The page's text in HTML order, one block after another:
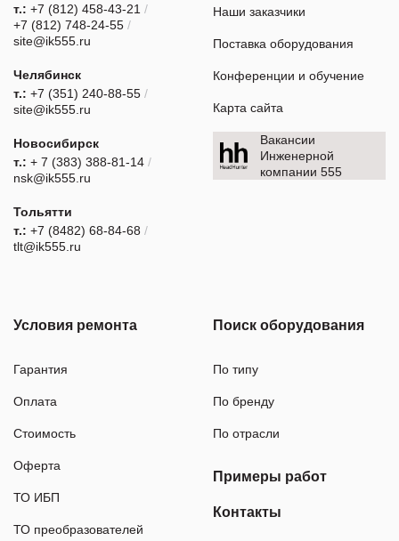
т.: +7 (812) 458-43-21 /
+7 (812) 748-24-55 /
site@ik555.ru
Челябинск
т.: +7 (351) 240-88-55 /
site@ik555.ru
Новосибирск
т.: + 7 (383) 388-81-14 /
nsk@ik555.ru
Тольятти
т.: +7 (8482) 68-84-68 /
tlt@ik555.ru
Наши заказчики
Поставка оборудования
Конференции и обучение
Карта сайта
Вакансии
Инженерной
компании 555
Условия ремонта
Гарантия
Оплата
Стоимость
Оферта
ТО ИБП
ТО преобразователей
Поиск оборудования
По типу
По бренду
По отрасли
Примеры работ
Контакты